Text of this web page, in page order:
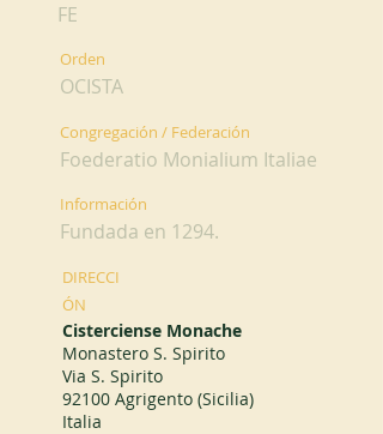
FE
Orden
OCISTA
Congregación / Federación
Foederatio Monialium Italiae
Información
Fundada en 1294.
DIRECCI
ÓN
Cisterciense Monache
Monastero S. Spirito
Via S. Spirito
92100 Agrigento (Sicilia)
Italia